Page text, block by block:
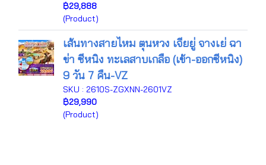
฿29,888
(Product)
เส้นทางสายไหม ตุนหวง เจียยู่ จางเย่ ฉา
ข่า ซีหนิง ทะเลสาบเกลือ (เข้า-ออกซีหนิง)
9 วัน 7 คืน-VZ
SKU : 2610S-ZGXNN-2601VZ
฿29,990
(Product)